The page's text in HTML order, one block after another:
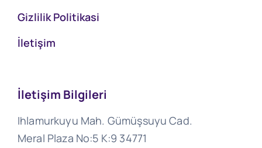
Gizlilik Politikasi
İletişim
İletişim Bilgileri
Ihlamurkuyu Mah. Gümüşsuyu Cad.
Meral Plaza No:5 K:9 34771